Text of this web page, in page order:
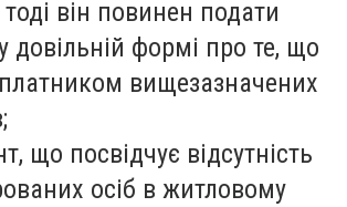
він повинен подати
довільній формі про те, що
вищезазначених
що посвідчує відсутність
осіб в житловому